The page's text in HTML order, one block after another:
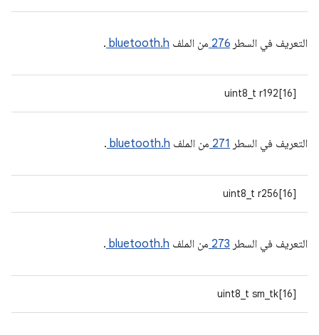
التعريف في السطر 276 من الملف bluetooth.h
.
uint8_t r192[16]
التعريف في السطر 271 من الملف bluetooth.h
.
uint8_t r256[16]
التعريف في السطر 273 من الملف bluetooth.h
.
uint8_t sm_tk[16]